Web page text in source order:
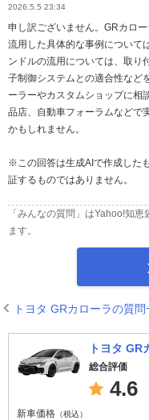
2026.5.5 23:34
申し訳ございません。GRカロ
流用した具体的な事例について
ンドルの流用については、取り
子制御システムとの適合性など
ーラーやカスタムショップに相
品店、自動車フォーラムなどで
かもしれません。
※この回答は生成AIで作成した
証するものではありません。
「みんなの質問」はYahoo!知
ます。
トヨタ GRカローラの質問
トヨタ GR
総合評価
4.6
新車価格 （税込）